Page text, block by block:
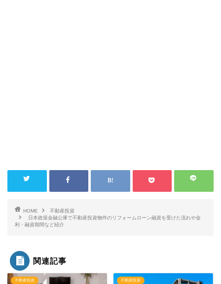
HOME
不動産投資
日本政策金融公庫で不動産投資物件のリフォームローン融資を受けた流れや金
利・融資期間など紹介
関連記事
不動産投資 不動産投資